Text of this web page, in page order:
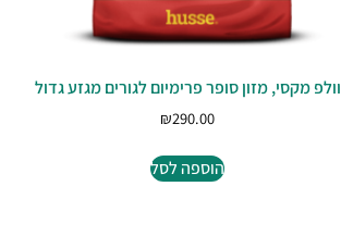
וולפ מקסי, מזון סופר פרימיום לגורים מגזע גדול
₪290.00
הוספה לסל